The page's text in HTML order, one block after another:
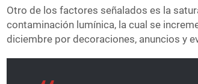
Otro de los factores señalados es la
contaminación lumínica, la cual se
diciembre por decoraciones, anuncios y